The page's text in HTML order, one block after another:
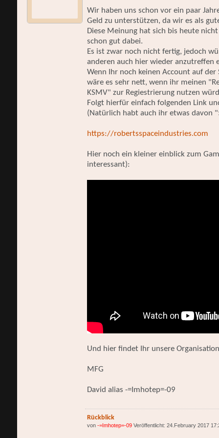
Wir haben uns schon vor ein paar
Geld zu unterstützen, da wir es als
Diese Meinung hat sich bis heute
schon gut dabei.
Es ist zwar noch nicht fertig, jedoch
anderen auch hier wieder anzutreffen
Wenn Ihr noch keinen Account auf
wäre es sehr nett, wenn ihr meinen
KSMV" zur Regiestrierung nutzen
Folgt hierfür einfach folgenden Link
(Natürlich habt auch ihr etwas davon
https://robertsspaceindustries.com
Hier noch ein kleiner einblick zum
interessant):
Und hier findet Ihr unsere
MFG
David alias -=Imhotep=-09
Rückblick
von -=Imhotep=-09 Veröffentlicht: 24.February 2017